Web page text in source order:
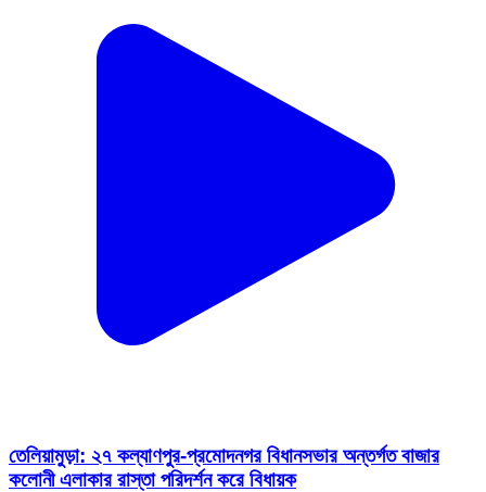
তেলিয়ামুড়া: ২৭ কল্যাণপুর-প্রমোদনগর বিধানসভার অন্তর্গত বাজার
কলোনী এলাকার রাস্তা পরিদর্শন করে বিধায়ক